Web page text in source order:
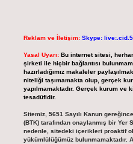
Reklam ve İletişim: Skype:
Yasal Uyarı: Bu internet sitesi,
şirketi ile hiçbir bağlantısı
hazırladığımız makaleler
niteliği taşımamakta olup, gerçek
yapılmamaktadır. Gerçek kurum
tesadüfidir.
Sitemiz, 5651 Sayılı Kanun
(BTK) tarafından onaylanmış bir Yer
nedenle, sitedeki içerikleri proaktif
yükümlülüğümüz bulunmamaktadır.